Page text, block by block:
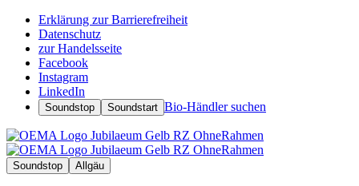
Erklärung zur Barrierefreiheit
Datenschutz
zur Handelsseite
Facebook
Instagram
LinkedIn
Soundstop Soundstart Bio-Händler suchen
Soundstop Allgäu